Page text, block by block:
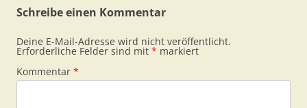
Schreibe einen Kommentar
Deine E-Mail-Adresse wird nicht veröffentlicht.
Erforderliche Felder sind mit * markiert
Kommentar *